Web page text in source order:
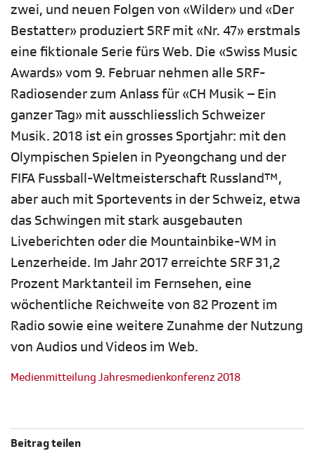
zwei, und neuen Folgen von «Wilder» und «Der
Bestatter» produziert SRF mit «Nr. 47» erstmals
eine fiktionale Serie fürs Web. Die «Swiss Music
Awards» vom 9. Februar nehmen alle SRF-
Radiosender zum Anlass für «CH Musik – Ein
ganzer Tag» mit ausschliesslich Schweizer
Musik. 2018 ist ein grosses Sportjahr: mit den
Olympischen Spielen in Pyeongchang und der
FIFA Fussball-Weltmeisterschaft Russland™,
aber auch mit Sportevents in der Schweiz, etwa
das Schwingen mit stark ausgebauten
Liveberichten oder die Mountainbike-WM in
Lenzerheide. Im Jahr 2017 erreichte SRF 31,2
Prozent Marktanteil im Fernsehen, eine
wöchentliche Reichweite von 82 Prozent im
Radio sowie eine weitere Zunahme der Nutzung
von Audios und Videos im Web.
Medienmitteilung Jahresmedienkonferenz 2018
Beitrag teilen